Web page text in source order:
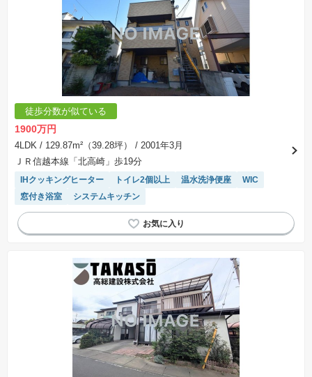
徒歩分数が似ている
1900万円
4LDK / 129.87m²（39.28坪）
/ 2001年3月
ＪＲ信越本線「北高崎」歩19分
IHクッキングヒーター トイレ2個以上 温水洗浄便座
WIC
窓付き浴室
システムキッチン